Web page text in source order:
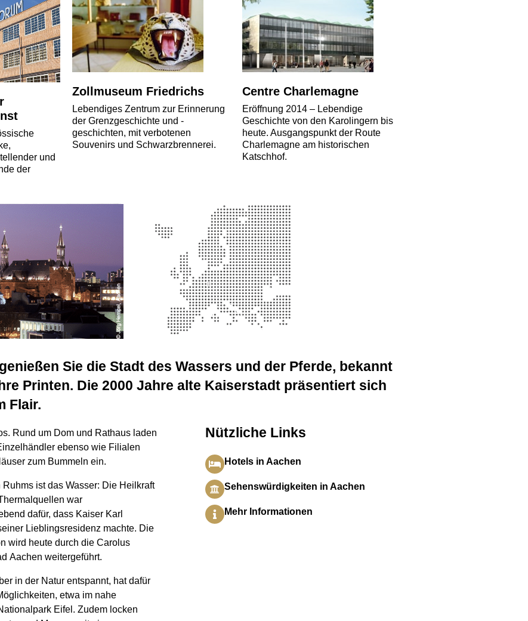
und
der
Zollmuseum Friedrichs
Lebendiges Zentrum zur Erinnerung
der Grenzgeschichte und -
geschichten, mit verbotenen
Souvenirs und Schwarzbrennerei.
Centre Charlemagne
Eröffnung 2014 – Lebendige
Geschichte von den Karolingern bis
heute. Ausgangspunkt der Route
Charlemagne am historischen
Katschhof.
Sie die Stadt des Wassers und der Pferde, bekannt
Printen. Die 2000 Jahre alte Kaiserstadt präsentiert sich
Flair.
Rund um Dom und Rathaus laden
ebenso wie Filialen
zum Bummeln ein.
ist das Wasser: Die Heilkraft
war
dafür, dass Kaiser Karl
Lieblingsresidenz machte. Die
wird heute durch die Carolus
Aachen weitergeführt.
in der Natur entspannt, hat dafür
etwa im nahe
Eifel. Zudem locken
Nützliche Links
Hotels in Aachen
Sehenswürdigkeiten in Aachen
Mehr Informationen